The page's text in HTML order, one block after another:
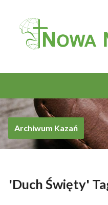
Archiwum Kazań
'Duch Święty'